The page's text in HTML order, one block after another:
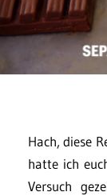
Hach, diese
hatte ich
Versuch